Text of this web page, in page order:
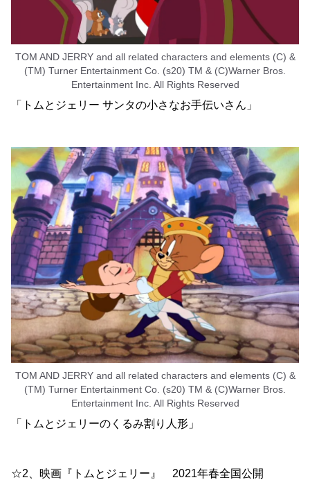
TOM AND JERRY and all related characters and elements (C) &
(TM) Turner Entertainment Co. (s20) TM & (C)Warner Bros.
Entertainment Inc. All Rights Reserved
「トムとジェリー サンタの小さなお手伝いさん」
TOM AND JERRY and all related characters and elements (C) &
(TM) Turner Entertainment Co. (s20) TM & (C)Warner Bros.
Entertainment Inc. All Rights Reserved
「トムとジェリーのくるみ割り人形」
☆2、映画『トムとジェリー』 2021年春全国公開